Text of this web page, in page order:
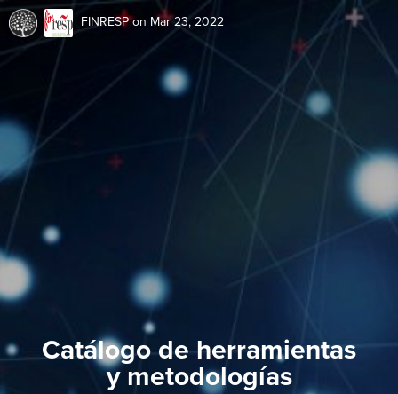
FINRESP on Mar 23, 2022
Catálogo de herramientas
y metodologías